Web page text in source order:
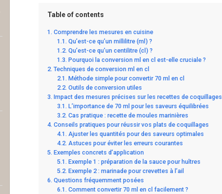
Table of contents
Comprendre les mesures en cuisine
Qu’est-ce qu’un millilitre (ml) ?
Qu’est-ce qu’un centilitre (cl) ?
Pourquoi la conversion ml en cl est-elle cruciale ?
Techniques de conversion ml en cl
Méthode simple pour convertir 70 ml en cl
Outils de conversion utiles
Impact des mesures précises sur les recettes de coquillages
L’importance de 70 ml pour les saveurs équilibrées
Cas pratique : recette de moules marinières
Conseils pratiques pour réussir vos plats de coquillages
Ajuster les quantités pour des saveurs optimales
Astuces pour éviter les erreurs courantes
Exemples concrets d’application
Exemple 1 : préparation de la sauce pour huîtres
Exemple 2 : marinade pour crevettes à l’ail
Questions fréquemment posées
Comment convertir 70 ml en cl facilement ?